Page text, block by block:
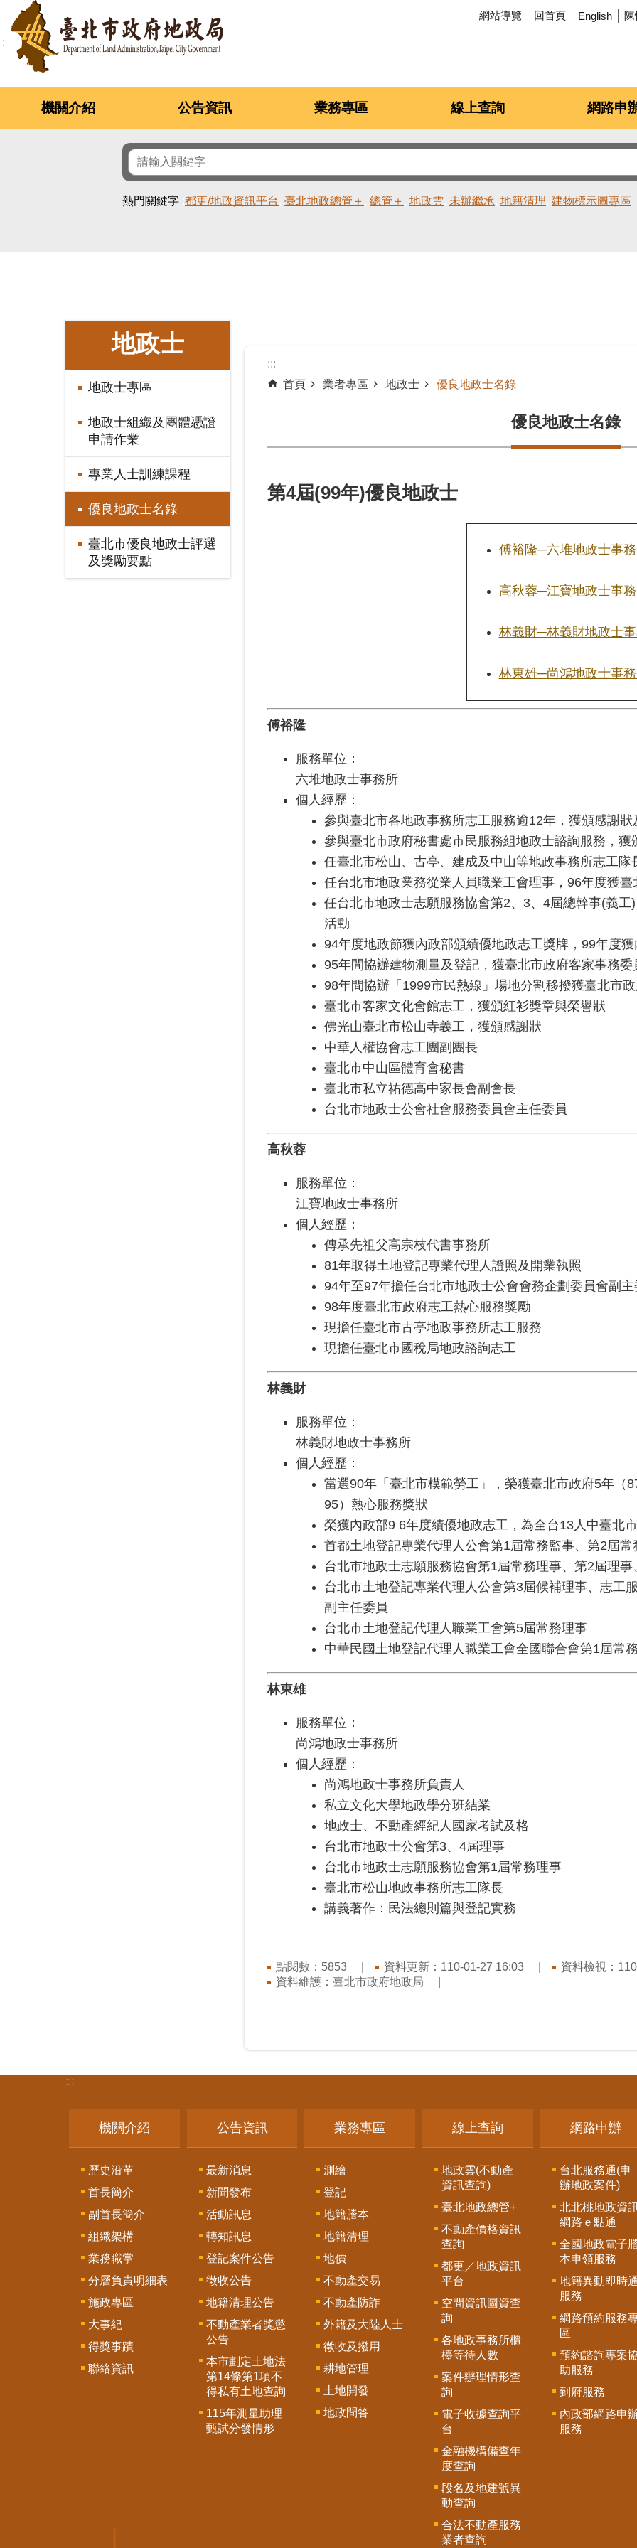
跳到主要內容區塊 網站導覽 回首頁 English
機關介紹 公告資訊 業務專區 線上查詢 網路申
熱門關鍵字 都更/地政資訊平台 臺北地政總管＋ 總管＋ 地政雲 未辦繼承 地籍清理 建物標示圖專區
地政士
地政士專區
地政士組織及團體憑證
申請作業
專業人士訓練課程
優良地政士名錄
臺北市優良地政士評選
及獎勵要點
:::
首頁
業者專區 地政士 優良地政士名錄
優良地政士名錄
第4屆(99年)優良地政士
傅裕隆─六堆地政士事
高秋蓉─江寶地政士事
林義財─林義財地政士
林東雄─尚鴻地政士事
傅裕隆
服務單位：
六堆地政士事務所
個人經歷：
參與臺北市各地政事務所志工服務逾12年，獲頒感謝狀
參與臺北市政府秘書處市民服務組地政士諮詢服務，獲
任臺北市松山、古亭、建成及中山等地政事務所志工隊
任台北市地政業務從業人員職業工會理事，96年度獲
任台北市地政士志願服務協會第2、3、4屆總幹事(義
活動
94年度地政節獲內政部頒績優地政志工獎牌，99年度
95年間協辦建物測量及登記，獲臺北市政府客家事務委
98年間協辦「1999市民熱線」場地分割移撥獲臺北市
臺北市客家文化會館志工，獲頒紅衫獎章與榮譽狀
佛光山臺北市松山寺義工，獲頒感謝狀
中華人權協會志工團副團長
臺北市中山區體育會秘書
臺北市私立祐德高中家長會副會長
台北市地政士公會社會服務委員會主任委員
高秋蓉
服務單位：
江寶地政士事務所
個人經歷：
傳承先祖父高宗枝代書事務所
81年取得土地登記專業代理人證照及開業執照
94年至97年擔任台北市地政士公會會務企劃委員會副主
98年度臺北市政府志工熱心服務獎勵
現擔任臺北市古亭地政事務所志工服務
現擔任臺北市國稅局地政諮詢志工
林義財
服務單位：
林義財地政士事務所
個人經歷：
當選90年「臺北市模範勞工」，榮獲臺北市政府5年（
95）熱心服務獎狀
榮獲內政部9 6年度績優地政志工，為全台13人中臺北
首都土地登記專業代理人公會第1屆常務監事、第2屆
台北市地政士志願服務協會第1屆常務理事、第2屆理事
台北市土地登記專業代理人公會第3屆候補理事、志工
副主任委員
台北市土地登記代理人職業工會第5屆常務理事
中華民國土地登記代理人職業工會全國聯合會第1屆常
林東雄
服務單位：
尚鴻地政士事務所
個人經歷：
尚鴻地政士事務所負責人
私立文化大學地政學分班結業
地政士、不動產經紀人國家考試及格
台北市地政士公會第3、4屆理事
台北市地政士志願服務協會第1屆常務理事
臺北市松山地政事務所志工隊長
講義著作：民法總則篇與登記實務
點閱數： 5853 資料更新：110-01-27 16:03
資料檢視：
資料維護：臺北市政府地政局
:::
機關介紹
歷史沿革
首長簡介
副首長簡介
組織架構
業務職掌
分層負責明細表
施政專區
大事紀
得獎事蹟
聯絡資訊
公告資訊
最新消息
新聞發布
活動訊息
轉知訊息
登記案件公告
徵收公告
地籍清理公告
不動產業者獎懲
公告
本市劃定土地法
第14條第1項不
得私有土地查詢
115年測量助理
甄試分發情形
業務專區
測繪
登記
地籍謄本
地籍清理
地價
不動產交易
不動產防詐
外籍及大陸人士
徵收及撥用
耕地管理
土地開發
地政問答
線上查詢
地政雲(不動產
資訊查詢)
臺北地政總管+
不動產價格資訊
查詢
都更／地政資訊
平台
空間資訊圖資查
詢
各地政事務所櫃
檯等待人數
案件辦理情形查
詢
電子收據查詢平
台
金融機構備查年
度查詢
段名及地建號異
動查詢
合法不動產服務
業者查詢
網路申辦
台北服務通(申
辦地政案件)
北北桃地政資
網路ｅ點通
全國地政電子
本申領服務
地籍異動即時
服務
網路預約服務
區
預約諮詢專案
助服務
到府服務
內政部網路申
服務